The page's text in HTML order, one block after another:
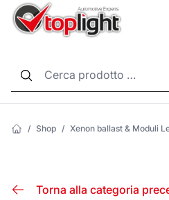
/ Shop / Xenon ballast & Moduli
Torna alla categoria